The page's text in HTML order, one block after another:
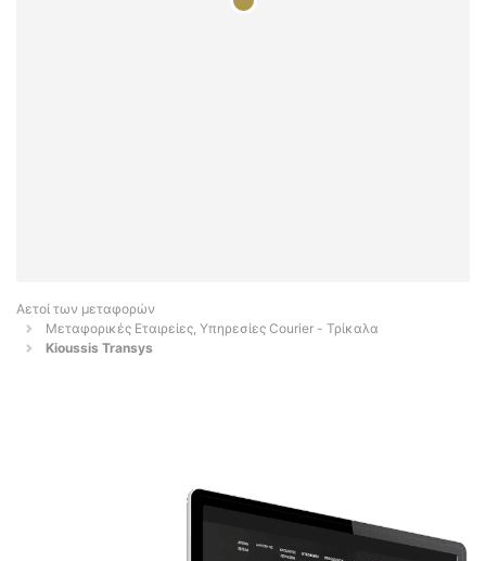
Αετοί των μεταφορών
Μεταφορικές Εταιρείες, Υπηρεσίες Courier - Τρίκαλα
Kioussis Transys